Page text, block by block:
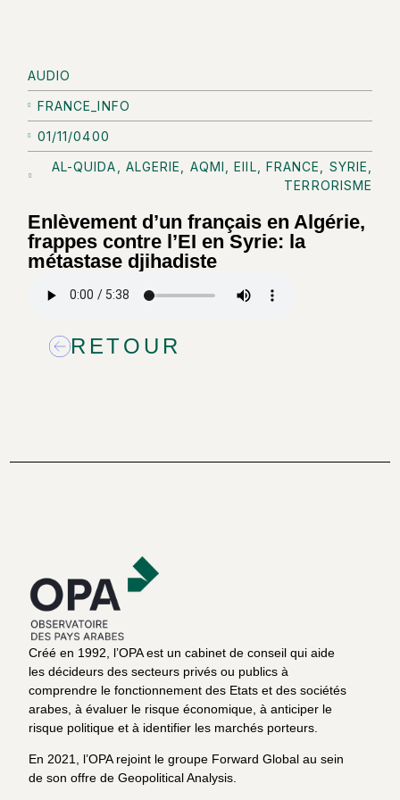
AUDIO
FRANCE_INFO
01/11/0400
AL-QUIDA
ALGERIE AQMI ,EIIL FRANCE SYRIE
TERRORISME
Enlèvement d’un français en Algérie,
frappes contre l’EI en Syrie: la
métastase djihadiste
RETOUR
Créé en 1992, l’OPA est un cabinet de conseil qui aide
les décideurs des secteurs privés ou publics à
comprendre le fonctionnement des Etats et des sociétés
arabes, à évaluer le risque économique, à anticiper le
risque politique et à identifier les marchés porteurs.
En 2021, l’OPA rejoint le groupe Forward Global au sein
de son offre de Geopolitical Analysis.